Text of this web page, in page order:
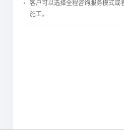
客户可以选择全程咨询服务模式或
施工。